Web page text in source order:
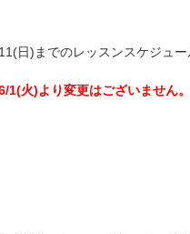
日)までのレッスンスケジュ
1(火)より変更はございません。